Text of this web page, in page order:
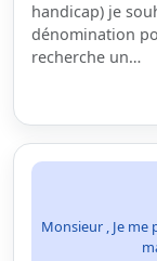
handicap) je
dénomination
recherche un…
Monsieur , Je me